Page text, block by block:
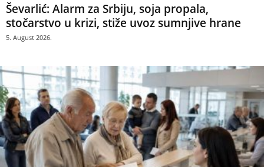
Ševarlić: Alarm za Srbiju, soja propala,
stočarstvo u krizi, stiže uvoz sumnjive hrane
5. August 2026.